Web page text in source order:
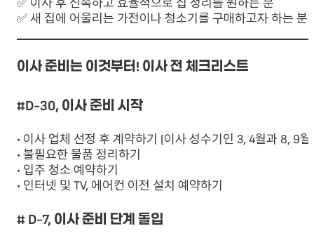
✅ 이사 후 신속하고 효율적으로 집 정리를 원하는 분
✅ 새 집에 어울리는 가전이나 청소기를 구매하고자 하는 분
이사 준비는 이것부터! 이사 전 체크리스트
#D-30, 이사 준비 시작
• 이사 업체 선정 후 계약하기 (이사 성수기인 3, 4월과 8, 9
• 불필요한 물품 정리하기
• 입주 청소 예약하기
• 인터넷 및 TV, 에어컨 이전 설치 예약하기
# D-7, 이사 준비 단계 돌입